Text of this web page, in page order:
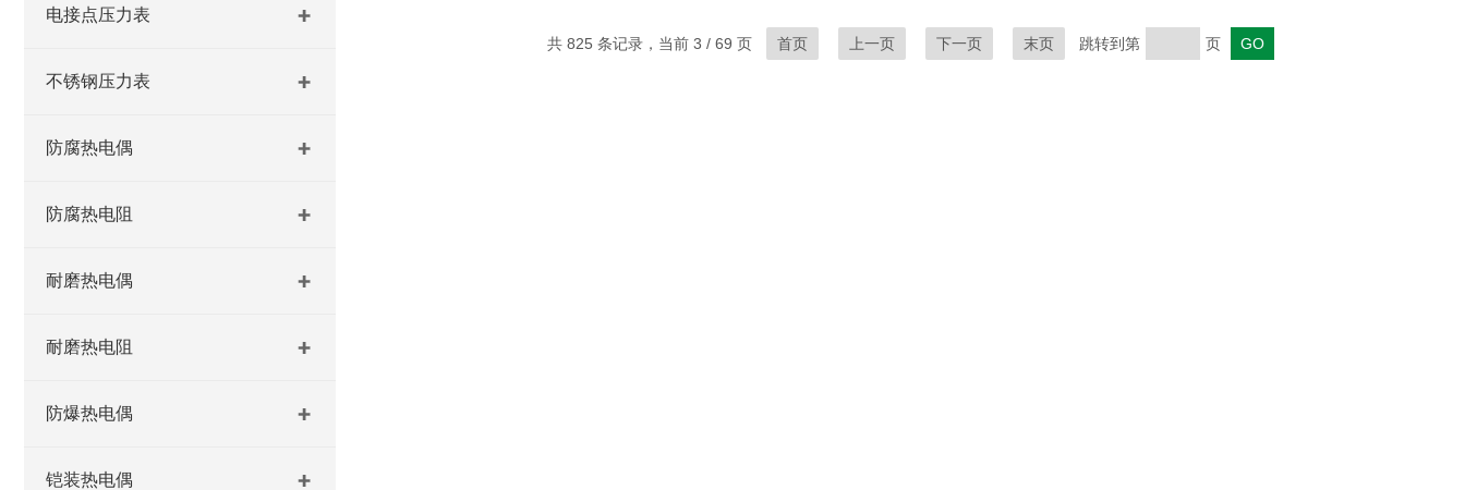
电接点压力表
不锈钢压力表
防腐热电偶
防腐热电阻
耐磨热电偶
耐磨热电阻
防爆热电偶
铠装热电偶
共 825 条记录，当前 3 / 69 页 首页 上一页 下一页 末页 跳转到第 页